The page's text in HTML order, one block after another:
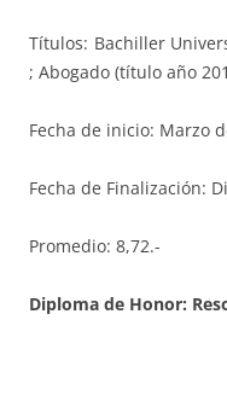
Títulos: Bachiller
; Abogado (título año
Fecha de inicio: Marzo
Fecha de Finalización:
Promedio: 8,72.-
Diploma de Honor: